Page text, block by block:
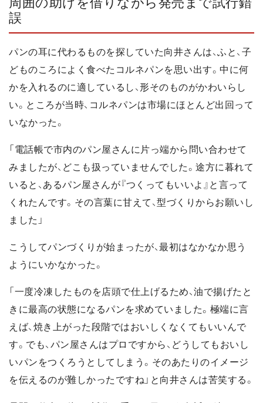
誤
パンの耳に代わるものを探していた向井さんは、ふと、子
どものころによく食べたコルネパンを思い出す。中に何
かを入れるのに適しているし、形そのものがかわいらし
い。ところが当時、コルネパンは市場にほとんど出回って
いなかった。
「電話帳で市内のパン屋さんに片っ端から問い合わせて
みましたが、どこも扱っていませんでした。途方に暮れて
いると、あるパン屋さんが『つくってもいいよ』と言って
くれたんです。その言葉に甘えて、型づくりからお願いし
ました」
こうしてパンづくりが始まったが、最初はなかなか思う
ようにいかなかった。
「一度冷凍したものを店頭で仕上げるため、油で揚げたと
きに最高の状態になるパンを求めていました。極端に言
えば、焼き上がった段階ではおいしくなくてもいいんで
す。でも、パン屋さんはプロですから、どうしてもおいし
いパンをつくろうとしてしまう。そのあたりのイメージ
を伝えるのが難しかったですね」と向井さんは苦笑する。